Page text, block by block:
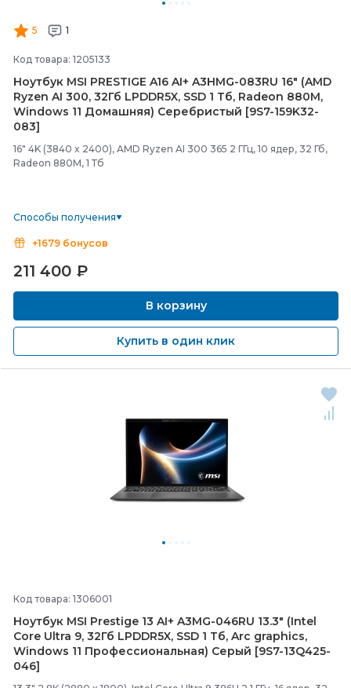
5 1
Код товара: 1205133
Ноутбук MSI PRESTIGE A16 AI+ A3HMG-083RU 16" (AMD
Ryzen AI 300, 32Гб LPDDR5X, SSD 1 Тб, Radeon 880M,
Windows 11 Домашняя) Серебристый [9S7-159K32-
083]
16" 4K (3840 x 2400), AMD Ryzen AI 300 365 2 ГГц, 10 ядер, 32 Гб,
Radeon 880M, 1 Тб
Способы получения
+1679 бонусов
211 400 ₽
В корзину
Купить в один клик
Код товара: 1306001
Ноутбук MSI Prestige 13 AI+ A3MG-046RU 13.3" (Intel
Core Ultra 9, 32Гб LPDDR5X, SSD 1 Тб, Arc graphics,
Windows 11 Профессиональная) Серый [9S7-13Q425-
046]